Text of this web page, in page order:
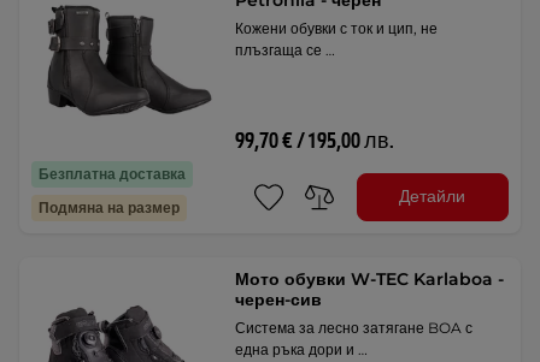
Безплатна доставка
Подмяна на размер
Кожени обувки с ток и цип, не
плъзгаща се …
99,70 € / 195,00 лв.
Детайли
Мото обувки W-TEC Karlaboa -
черен-сив
Система за лесно затягане BOA с
една ръка дори и …